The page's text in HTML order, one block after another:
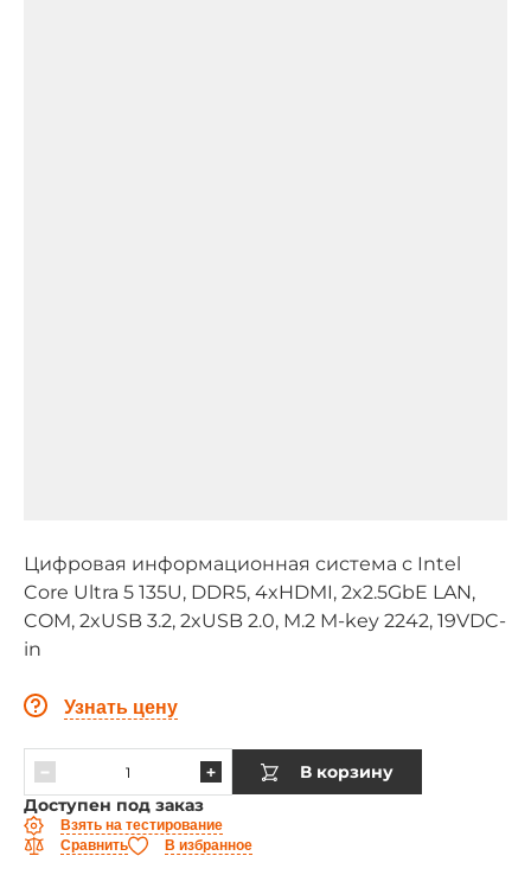
Цифровая информационная система с Intel
Core Ultra 5 135U, DDR5, 4xHDMI, 2x2.5GbE LAN,
COM, 2xUSB 3.2, 2xUSB 2.0, M.2 M-key 2242, 19VDC-
in
Узнать цену
В корзину
Доступен под заказ
Взять на тестирование
Сравнить
В избранное